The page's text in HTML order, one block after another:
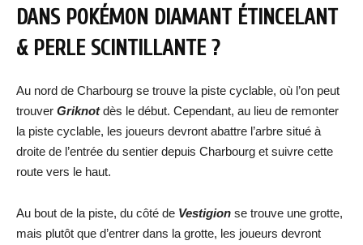
DANS POKÉMON DIAMANT ÉTINCELANT
& PERLE SCINTILLANTE ?
Au nord de Charbourg se trouve la piste cyclable, où l’on peut
trouver Griknotdès le début. Cependant, au lieu de remonter
la piste cyclable, les joueurs devront abattre l’arbre situé à
droite de l’entrée du sentier depuis Charbourg et suivre cette
route vers le haut.
Au bout de la piste, du côté de Vestigion se trouve une grotte,
mais plutôt que d’entrer dans la grotte, les joueurs devront